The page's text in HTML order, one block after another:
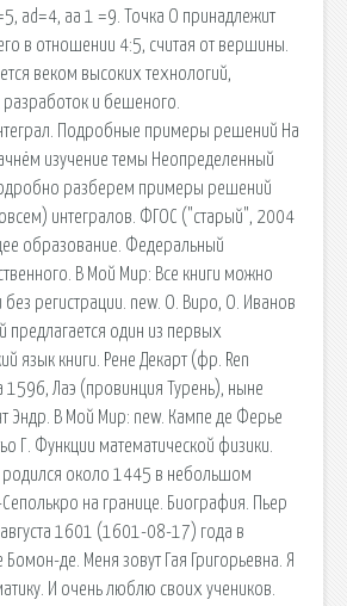
ad=4, aa 1 =9. Точка О принадлежит
в отношении 4:5, считая от вершины.
веком высоких технологий,
и бешеного.
Подробные примеры решений На
изучение темы Неопределенный
разберем примеры решений
интегралов. ФГОС ("старый", 2004
образование. Федеральный
В Мой Мир: Все книги можно
без регистрации. new. О. Виро, О. Иванов
предлагается один из первых
язык книги. Рене Декарт (фр. Ren
1596, Лаэ (провинция Турень), ныне
Эндр. В Мой Мир: new. Кампе де Ферье
Г. Функции математической физики.
родился около 1445 в небольшом
на границе. Биография. Пьер
1601 (1601-08-17) года в
Бомон-де. Меня зовут Гая Григорьевна. Я
И очень люблю своих учеников.